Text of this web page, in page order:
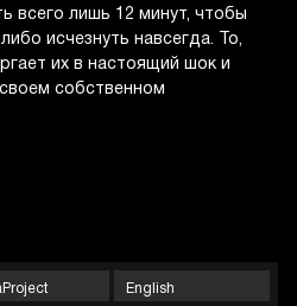
всего лишь 12 минут, чтобы
исчезнуть навсегда. То,
их в настоящий шок и
собственном
English